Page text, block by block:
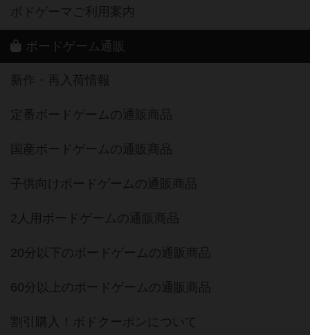
ボドゲーマご利用案内
ボードゲーム通販
新作・再入荷情報
定番ボードゲームの通販商品
国産ボードゲームの通販商品
子供向けボードゲームの通販商品
2人用ボードゲームの通販商品
20分以下のボードゲームの通販商品
60分以上のボードゲームの通販商品
割引購入！ボドクーポンについて